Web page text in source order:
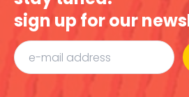
sign up for our